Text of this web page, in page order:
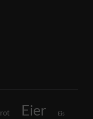
Eier Eis